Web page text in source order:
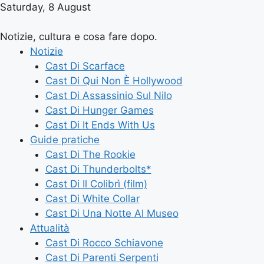
Saturday, 8 August
Notizie, cultura e cosa fare dopo.
Notizie
Cast Di Scarface
Cast Di Qui Non È Hollywood
Cast Di Assassinio Sul Nilo
Cast Di Hunger Games
Cast Di It Ends With Us
Guide pratiche
Cast Di The Rookie
Cast Di Thunderbolts*
Cast Di Il Colibrì (film)
Cast Di White Collar
Cast Di Una Notte Al Museo
Attualità
Cast Di Rocco Schiavone
Cast Di Parenti Serpenti